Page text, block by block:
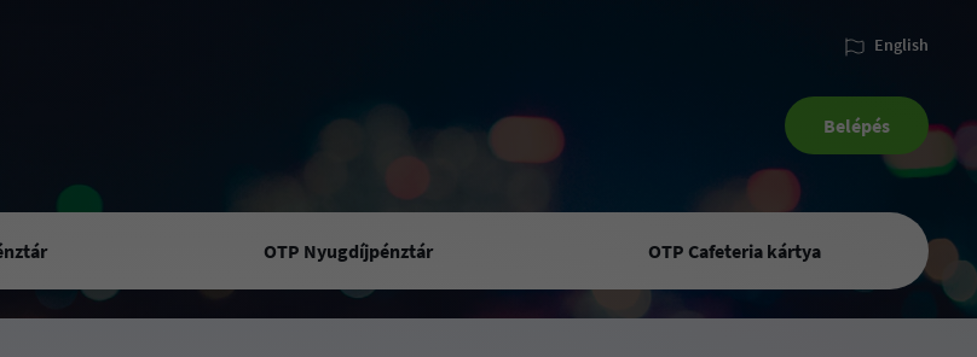
English
Belépés
OTP Nyugdíjpénztár OTP Cafeteria kártya